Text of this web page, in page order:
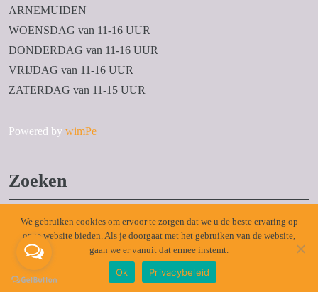
ARNEMUIDEN
WOENSDAG van 11-16 UUR
DONDERDAG van 11-16 UUR
VRIJDAG van 11-16 UUR
ZATERDAG van 11-15 UUR
Powered by wimPe
Zoeken
naar:
Copyright 3z Factory 2020
We gebruiken cookies om ervoor te zorgen dat we u de beste ervaring op
onze website bieden. Als je doorgaat met het gebruiken van de website,
gaan we er vanuit dat ermee instemt.
Ok Privacybeleid